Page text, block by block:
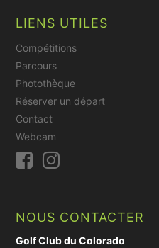
LIENS UTILES
Compétitions
Parcours
Photothèque
Réserver un départ
Contact
Webcam
NOUS CONTACTER
Golf Club du Colorado